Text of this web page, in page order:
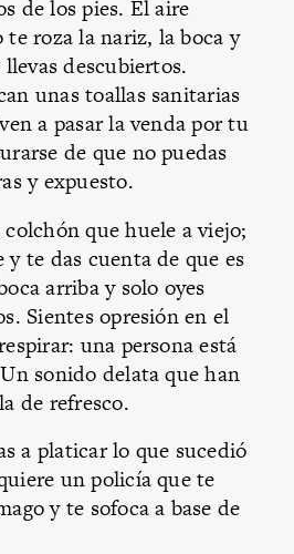
de los pies. El aire
roza la nariz, la boca y
descubiertos.
unas toallas sanitarias
a pasar la venda por tu
de que no puedas
y expuesto.
que huele a viejo;
te das cuenta de que es
arriba y solo oyes
Sientes opresión en el
una persona está
sonido delata que han
de refresco.
a platicar lo que sucedió
un policía que te
y te sofoca a base de